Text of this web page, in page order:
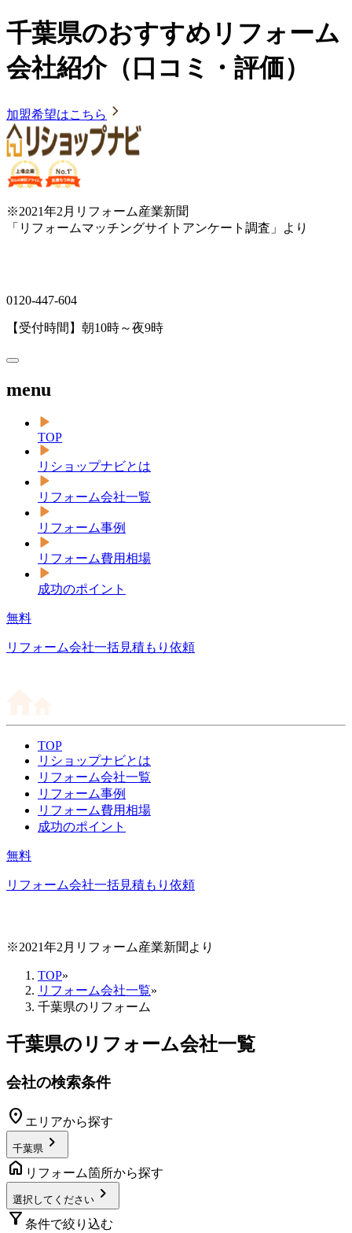
千葉県のおすすめリフォーム
会社紹介（口コミ・評価）
加盟希望はこちら
※2021年2月リフォーム産業新聞
「リフォームマッチングサイトアンケート調査」より
0120-447-604
【受付時間】朝10時～夜9時
menu
TOP
リショップナビとは
リフォーム会社一覧
リフォーム事例
リフォーム費用相場
成功のポイント
無料
リフォーム会社一括見積もり依頼
TOP
リショップナビとは
リフォーム会社一覧
リフォーム事例
リフォーム費用相場
成功のポイント
無料
リフォーム会社一括見積もり依頼
※2021年2月リフォーム産業新聞より
TOP»
リフォーム会社一覧»
千葉県のリフォーム
千葉県のリフォーム会社一覧
会社の検索条件
location_on エリアから探す
千葉県 chevron_right
home リフォーム箇所から探す
選択してください chevron_right
filter_alt 条件で絞り込む